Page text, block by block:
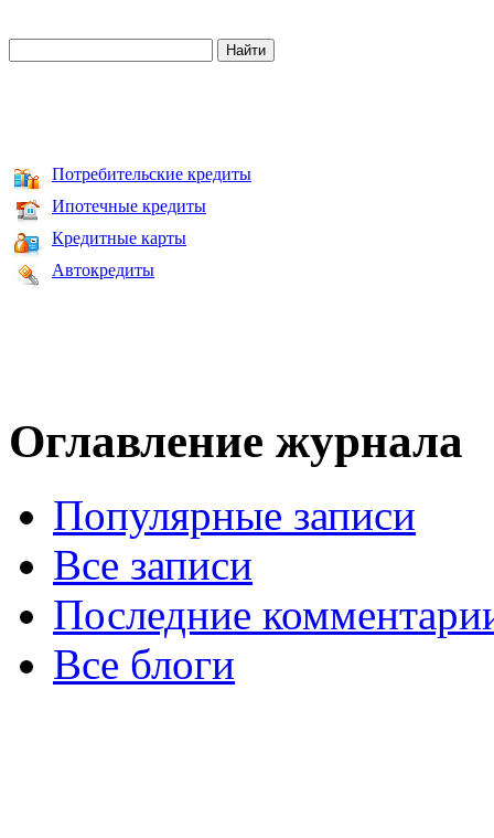
Потребительские кредиты
Ипотечные кредиты
Кредитные карты
Автокредиты
Оглавление журнала
Популярные записи
Все записи
Последние
Все блоги